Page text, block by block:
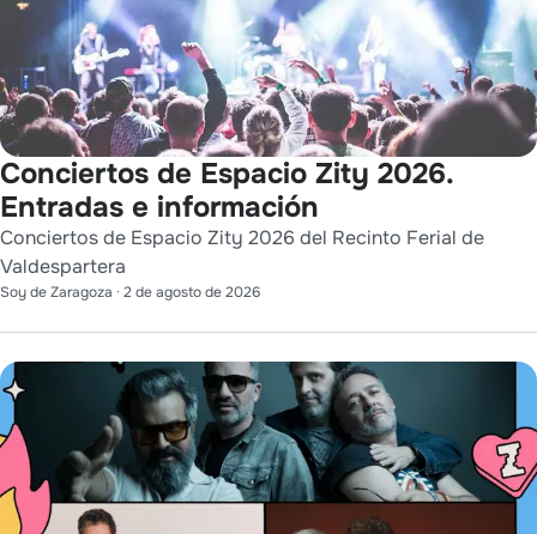
Conciertos de Espacio Zity 2026.
Entradas e información
Conciertos de Espacio Zity 2026 del Recinto Ferial de
Valdespartera
Soy de Zaragoza · 2 de agosto de 2026